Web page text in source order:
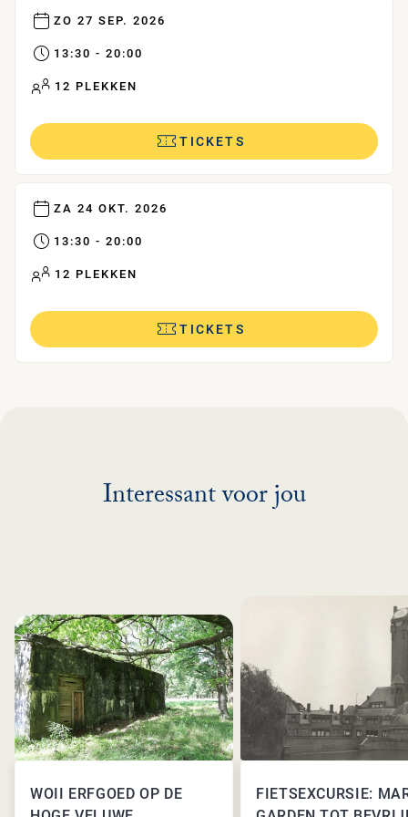
ZO 27 SEP. 2026
13:30 - 20:00
12 PLEKKEN
TICKETS
ZA 24 OKT. 2026
13:30 - 20:00
12 PLEKKEN
TICKETS
Interessant voor jou
WOII ERFGOED OP DE
FIETSEXCURSIE: